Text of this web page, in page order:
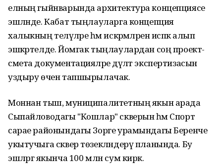
елның гыйнварында архитектура концепциясе
эшләнде. Кабат тыңлауларга концепция
халыкның теләүләре һәм искәрмәләрен исәпкә алып
эшкәртелде. Йомгак тыңлаулардан соң проект-
смета документацияләре дәүләт экспертизасын
уздыру өчен тапшырылачак.
Моннан тыш, муниципалитетның якын арада
Сыпайловодагы "Кошлар" скверын һәм Спорт
сарае районындагы Зорге урамындагы Беренче
укытучыга сквер төзекләндерү планында. Бу
эшләргә якынча 100 млн сум кирәк.